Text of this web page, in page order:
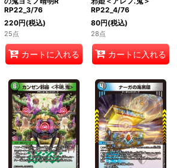
RP22_3/76
220円(税込)
25点
カートに入れる
RP22_4/76
80円(税込)
28点
カートに入れる